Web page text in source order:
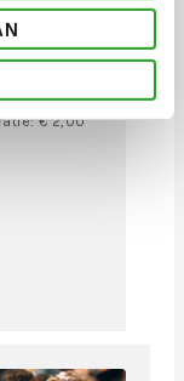
heeft
€ 2,00